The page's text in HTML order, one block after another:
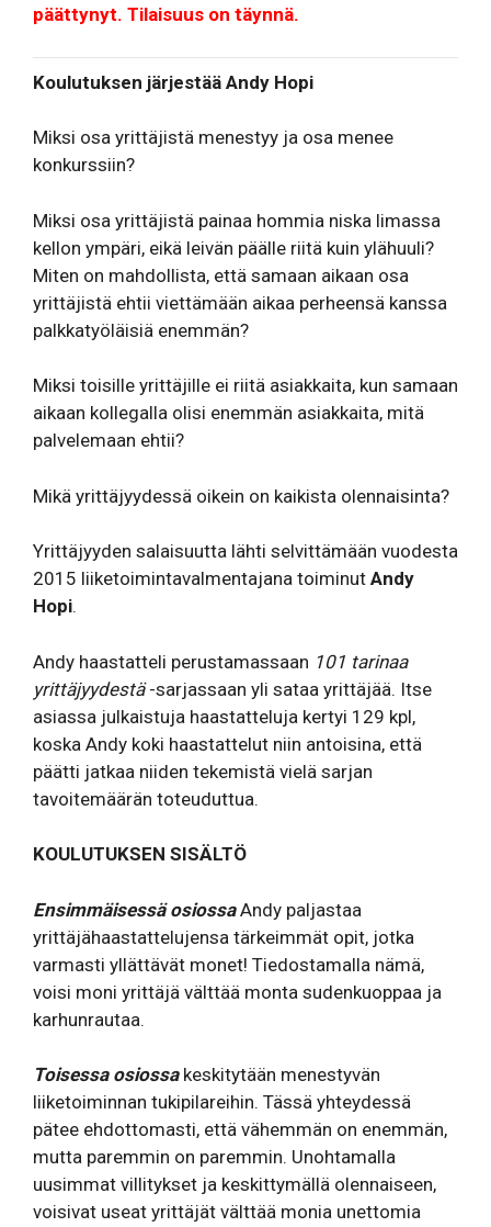
päättynyt. Tilaisuus on täynnä.
Koulutuksen järjestää Andy Hopi
Miksi osa yrittäjistä menestyy ja osa menee
konkurssiin?
Miksi osa yrittäjistä painaa hommia niska limassa
kellon ympäri, eikä leivän päälle riitä kuin ylähuuli?
Miten on mahdollista, että samaan aikaan osa
yrittäjistä ehtii viettämään aikaa perheensä kanssa
palkkatyöläisiä enemmän?
Miksi toisille yrittäjille ei riitä asiakkaita, kun samaan
aikaan kollegalla olisi enemmän asiakkaita, mitä
palvelemaan ehtii?
Mikä yrittäjyydessä oikein on kaikista olennaisinta?
Yrittäjyyden salaisuutta lähti selvittämään vuodesta
2015 liiketoimintavalmentajana toiminut Andy
Hopi.
Andy haastatteli perustamassaan 101 tarinaa
yrittäjyydestä-sarjassaan yli sataa yrittäjää. Itse
asiassa julkaistuja haastatteluja kertyi 129 kpl,
koska Andy koki haastattelut niin antoisina, että
päätti jatkaa niiden tekemistä vielä sarjan
tavoitemäärän toteuduttua.
KOULUTUKSEN SISÄLTÖ
Ensimmäisessä osiossaAndy paljastaa
yrittäjähaastattelujensa tärkeimmät opit, jotka
varmasti yllättävät monet! Tiedostamalla nämä,
voisi moni yrittäjä välttää monta sudenkuoppaa ja
karhunrautaa.
Toisessa osiossakeskitytään menestyvän
liiketoiminnan tukipilareihin. Tässä yhteydessä
pätee ehdottomasti, että vähemmän on enemmän,
mutta paremmin on paremmin. Unohtamalla
uusimmat villitykset ja keskittymällä olennaiseen,
voisivat useat yrittäjät välttää monia unettomia